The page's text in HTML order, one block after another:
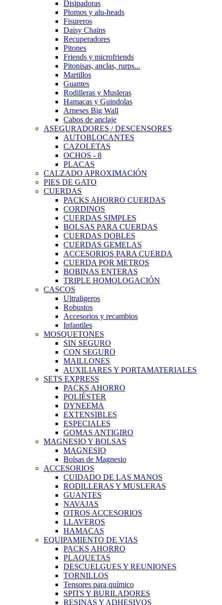
Disipadoras
Plomos y alu-heads
Fisureros
Daisy Chains
Recuperadores
Pitones
Friends y microfriends
Pitonisas, anclas, rurps...
Martillos
Guantes
Rodilleras y Musleras
Hamacas y Guindolas
Arneses Big Wall
Cabos de anclaje
ASEGURADORES / DESCENSORES
AUTOBLOCANTES
CAZOLETAS
OCHOS - 8
PLACAS
CALZADO APROXIMACIÓN
PIES DE GATO
CUERDAS
PACKS AHORRO CUERDAS
CORDINOS
CUERDAS SIMPLES
BOLSAS PARA CUERDAS
CUERDAS DOBLES
CUERDAS GEMELAS
ACCESORIOS PARA CUERDA
CUERDA POR METROS
BOBINAS ENTERAS
TRIPLE HOMOLOGACIÓN
CASCOS
Ultraligeros
Robustos
Accesorios y recambios
Infantiles
MOSQUETONES
SIN SEGURO
CON SEGURO
MAILLONES
AUXILIARES Y PORTAMATERIALES
SETS EXPRESS
PACKS AHORRO
POLIÉSTER
DYNEEMA
EXTENSIBLES
ESPECIALES
GOMAS ANTIGIRO
MAGNESIO Y BOLSAS
MAGNESIO
Bolsas de Magnesio
ACCESORIOS
CUIDADO DE LAS MANOS
RODILLERAS Y MUSLERAS
GUANTES
NAVAJAS
OTROS ACCESORIOS
LLAVEROS
HAMACAS
EQUIPAMIENTO DE VIAS
PACKS AHORRO
PLAQUETAS
DESCUELGUES Y REUNIONES
TORNILLOS
Tensores para químico
SPITS Y BURILADORES
RESINAS Y ADHESIVOS